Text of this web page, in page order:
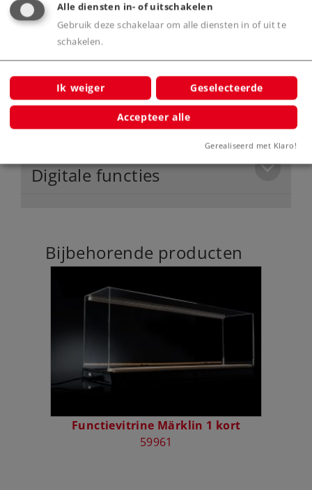
Product
Productinfo
Digitale functies
Bijbehorende producten
Functievitrine Märklin 1 kort
59961
Alle diensten in- of uitschakelen
Gebruik deze schakelaar om alle diensten in of uit te
schakelen.
Ik weiger Geselecteerde
Accepteer alle
Gerealiseerd met Klaro!